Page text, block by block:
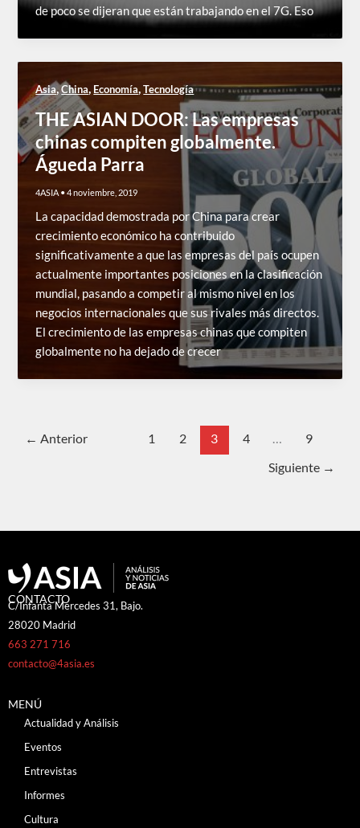
de poco se dijeran que están trabajando en el 7G. Eso
Asia,China, Economía,Tecnología
THE ASIAN DOOR: Las empresas
chinas compiten globalmente.
Águeda Parra
4ASIA •4 noviembre, 2019
La capacidad demostrada por China para crear
crecimiento económico ha contribuido
significativamente a que las empresas del país ocupen
actualmente importantes posiciones en la clasificación
mundial, pasando a competir al mismo nivel en los
negocios internacionales que sus rivales más directos.
El crecimiento de las empresas chinas que compiten
globalmente no ha dejado de crecer
← Anterior 1 2 3 4 … 9
Siguiente →
CONTACTO
C/Infanta Mercedes 31, Bajo.
28020 Madrid
663 271 716
contacto@4asia.es
MENÚ
Actualidad y Análisis
Eventos
Entrevistas
Informes
Cultura